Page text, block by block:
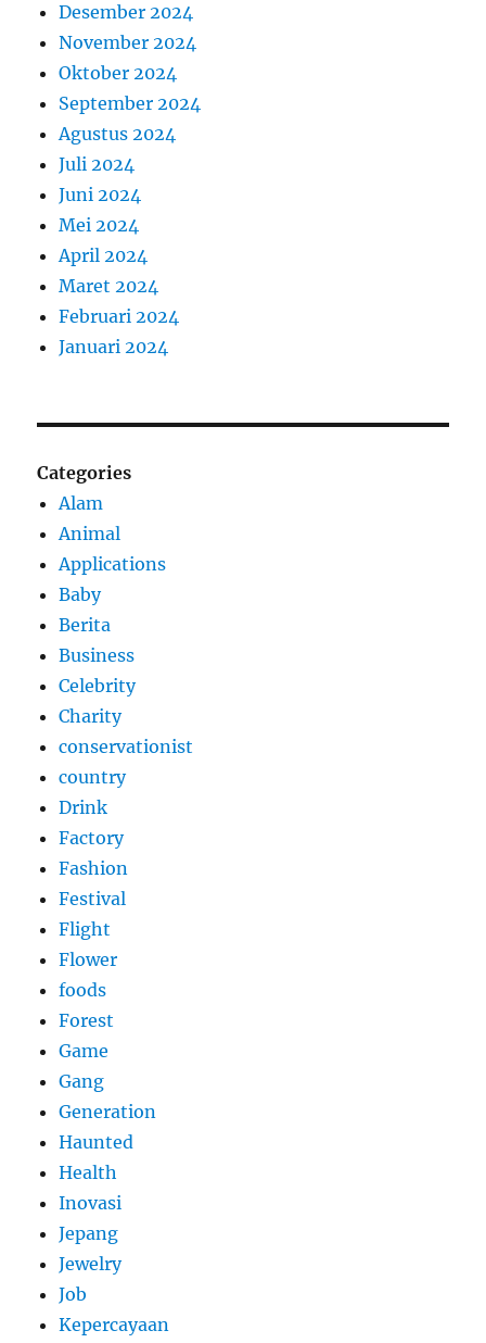
Desember 2024
November 2024
Oktober 2024
September 2024
Agustus 2024
Juli 2024
Juni 2024
Mei 2024
April 2024
Maret 2024
Februari 2024
Januari 2024
Categories
Alam
Animal
Applications
Baby
Berita
Business
Celebrity
Charity
conservationist
country
Drink
Factory
Fashion
Festival
Flight
Flower
foods
Forest
Game
Gang
Generation
Haunted
Health
Inovasi
Jepang
Jewelry
Job
Kepercayaan